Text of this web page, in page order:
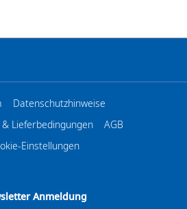
Datenschutzhinweise
Lieferbedingungen
AGB
Einstellungen
Anmeldung